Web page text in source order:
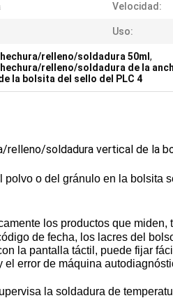
Velocidad:
Uso:
relleno/soldadura 50ml ,
relleno/soldadura de la
la bolsita del sello del PLC 4
relleno/soldadura vertical de la
o del gránulo en la bolsita
los productos que
de fecha, los lacres del
la pantalla táctil, puede fijar
el error de máquina
la soldadura de